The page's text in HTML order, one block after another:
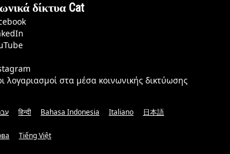
δίκτυα Cat
λογαριασμοί στα μέσα κοινωνικής δικτύωσης
हिन्दी Bahasa Indonesia Italiano 日本語
Tiếng Việt